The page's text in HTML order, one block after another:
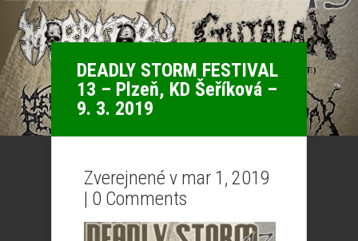
DEADLY STORM FESTIVAL
13 – Plzeň, KD Šeříková –
9. 3. 2019
Zverejnené v mar 1, 2019
| 0 Comments